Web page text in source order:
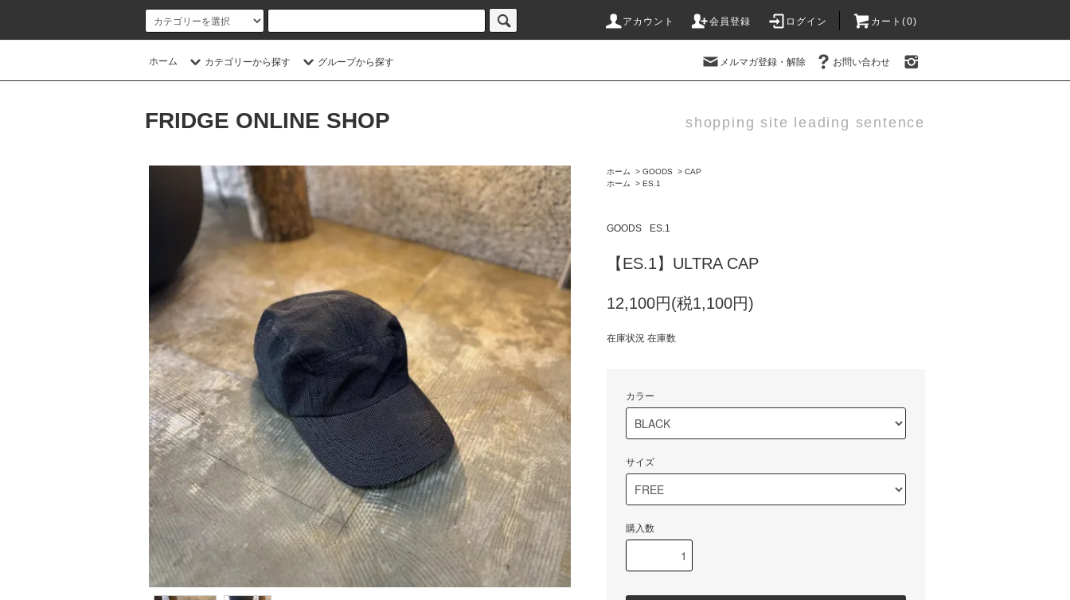
アカウント 会員登録 ログイン カート(0)
ホーム カテゴリーから探す グループから探す メルマガ登録・解除 お問い合わせ
FRIDGE ONLINE SHOP shopping site leading sentence
ホーム > GOODS > CAP
ホーム
> ES.1
GOODS ES.1
【ES.1】ULTRA CAP
12,100円(税1,100円)
在庫状況 在庫数
カラー
サイズ
購入数